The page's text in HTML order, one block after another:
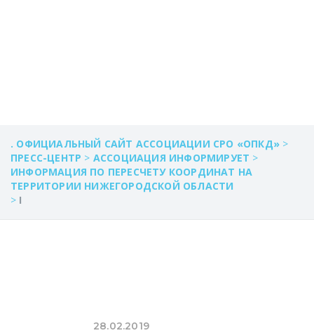
. ОФИЦИАЛЬНЫЙ САЙТ АССОЦИАЦИИ СРО «ОПКД» >
ПРЕСС-ЦЕНТР > АССОЦИАЦИЯ ИНФОРМИРУЕТ >
ИНФОРМАЦИЯ ПО ПЕРЕСЧЕТУ КООРДИНАТ НА
ТЕРРИТОРИИ НИЖЕГОРОДСКОЙ ОБЛАСТИ
> I
28.02.2019